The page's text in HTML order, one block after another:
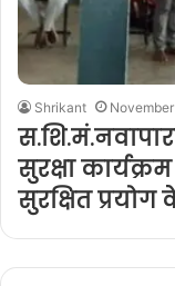
Shrikant
सुरक्षा
सुरक्षित